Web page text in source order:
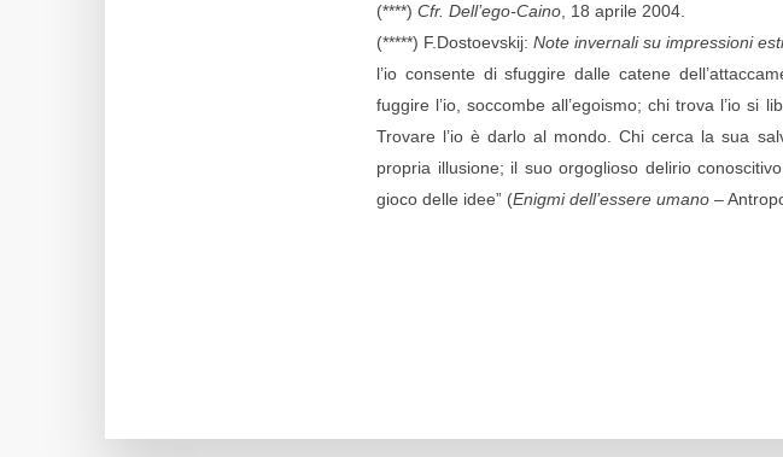
(****) Cfr. Dell’ego-Caino , 18 aprile 2004.
(*****) F.Dostoevskij:Note invernali su impressioni
l’io consente di sfuggire dalle catene
fuggire l’io, soccombe all’egoismo; chi trova l’io si
Trovare l’io è darlo al mondo. Chi cerca la sua
propria illusione; il suo orgoglioso delirio
gioco delle idee” (Enigmi dell’essere umano –